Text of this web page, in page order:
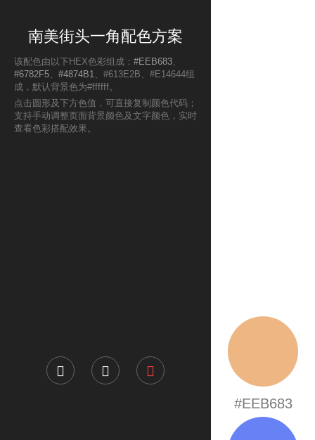
南美街头一角配色方案
该配色由以下HEX色彩组成： #EEB683、
#6782F5、 #4874B1、#613E2B、#E14644组
成，默认背景色为#ffffff。
点击圆形及下方色值，可直接复制颜色代码；
支持手动调整页面背景颜色及文字颜色，实时
查看色彩搭配效果。
#EEB683